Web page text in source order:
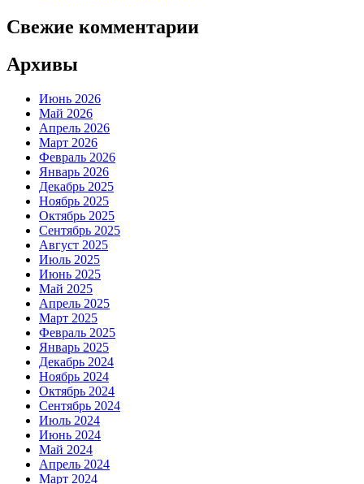
Свежие комментарии
Архивы
Июнь 2026
Май 2026
Апрель 2026
Март 2026
Февраль 2026
Январь 2026
Декабрь 2025
Ноябрь 2025
Октябрь 2025
Сентябрь 2025
Август 2025
Июль 2025
Июнь 2025
Май 2025
Апрель 2025
Март 2025
Февраль 2025
Январь 2025
Декабрь 2024
Ноябрь 2024
Октябрь 2024
Сентябрь 2024
Июль 2024
Июнь 2024
Май 2024
Апрель 2024
Март 2024